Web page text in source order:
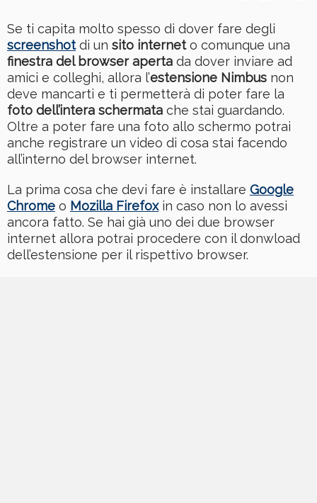
Se ti capita molto spesso di dover fare degli
screenshotdi un sito interneto comunque una
finestra del browser aperta da dover inviare ad
amici e colleghi, allora l’estensione Nimbus non
deve mancarti e ti permetterà di poter fare la
foto dell’intera schermata che stai guardando.
Oltre a poter fare una foto allo schermo potrai
anche registrare un video di cosa stai facendo
all’interno del browser internet.
La prima cosa che devi fare è installare Google
Chrome o Mozilla Firefoxin caso non lo avessi
ancora fatto. Se hai già uno dei due browser
internet allora potrai procedere con il donwload
dell’estensione per il rispettivo browser.